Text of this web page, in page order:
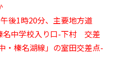
後1時20分、主要地方道
名中学校入り口-下村 交差
・榛名湖線」の室田交差点-